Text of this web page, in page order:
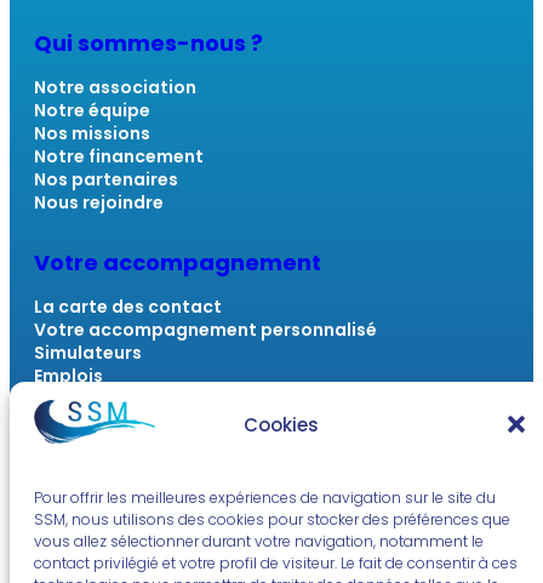
Cookies
Pour offrir les meilleures expériences de navigation sur le site du
SSM, nous utilisons des cookies pour stocker des préférences que
vous allez sélectionner durant votre navigation, notamment le
contact privilégié et votre profil de visiteur. Le fait de consentir à ces
Qui sommes-nous ?
Notre association
Notre équipe
Nos missions
Notre financement
Nos partenaires
Nous rejoindre
Votre accompagnement
La carte des contact
Votre accompagnement personnalisé
Simulateurs
Emplois
Outils numériques
FAQ
L’actu du monde marin
La voix des travailleurs sociaux
À vous la radio !